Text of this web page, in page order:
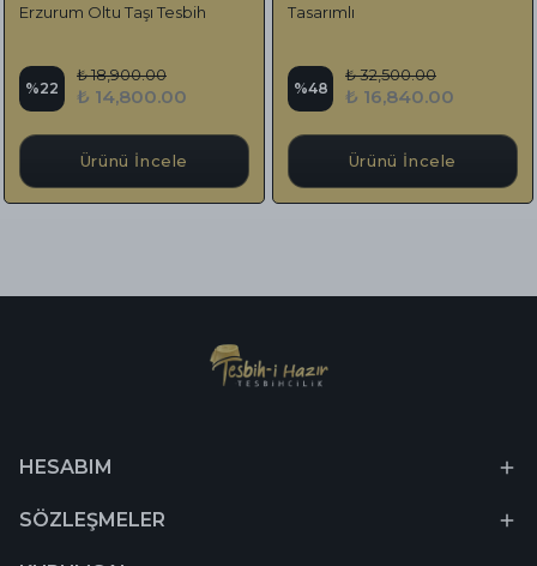
Erzurum Oltu Taşı Tesbih
%22
₺ 18,900.00
₺ 14,800.00
Ürünü İncele
Tasarımlı
%48
₺ 32,500.00
₺ 16,840.00
Ürünü İncele
HESABIM
SÖZLEŞMELER